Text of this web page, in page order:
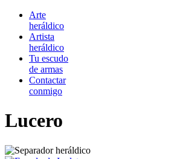
Arte
heráldico
Artista
heráldico
Tu escudo
de armas
Contactar
conmigo
Lucero